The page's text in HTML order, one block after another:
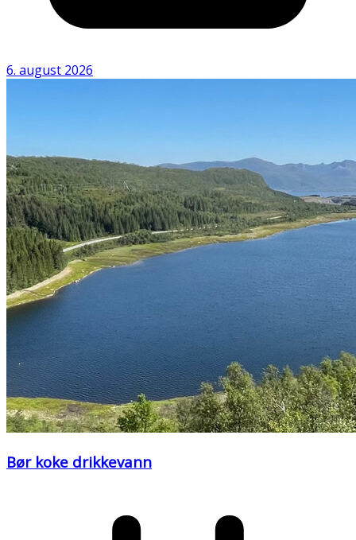
6. august 2026
Bør koke drikkevann